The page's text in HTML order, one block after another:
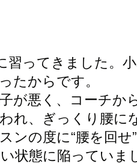
習ってきました。
たからです。
が悪く、コーチか
れ、ぎっくり腰に
ンの度に“腰を回
状態に陥っていま